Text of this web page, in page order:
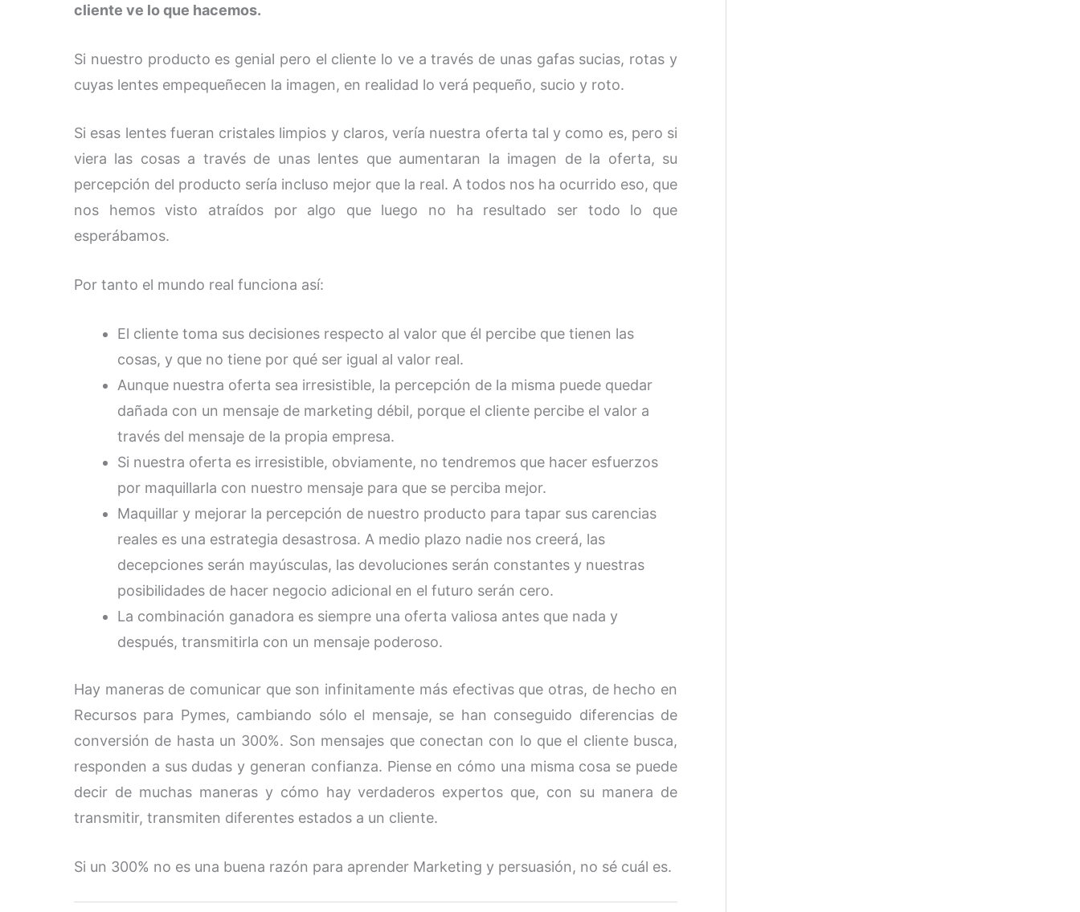
cliente ve lo que hacemos.
Si nuestro producto es genial pero el cliente lo ve a través de unas gafas sucias, rotas y
cuyas lentes empequeñecen la imagen, en realidad lo verá pequeño, sucio y roto.
Si esas lentes fueran cristales limpios y claros, vería nuestra oferta tal y como es, pero si
viera las cosas a través de unas lentes que aumentaran la imagen de la oferta, su
percepción del producto sería incluso mejor que la real. A todos nos ha ocurrido eso, que
nos hemos visto atraídos por algo que luego no ha resultado ser todo lo que
esperábamos.
Por tanto el mundo real funciona así:
El cliente toma sus decisiones respecto al valor que él percibe que tienen las
cosas, y que no tiene por qué ser igual al valor real.
Aunque nuestra oferta sea irresistible, la percepción de la misma puede quedar
dañada con un mensaje de marketing débil, porque el cliente percibe el valor a
través del mensaje de la propia empresa.
Si nuestra oferta es irresistible, obviamente, no tendremos que hacer esfuerzos
por maquillarla con nuestro mensaje para que se perciba mejor.
Maquillar y mejorar la percepción de nuestro producto para tapar sus carencias
reales es una estrategia desastrosa. A medio plazo nadie nos creerá, las
decepciones serán mayúsculas, las devoluciones serán constantes y nuestras
posibilidades de hacer negocio adicional en el futuro serán cero.
La combinación ganadora es siempre una oferta valiosa antes que nada y
después, transmitirla con un mensaje poderoso.
Hay maneras de comunicar que son infinitamente más efectivas que otras, de hecho en
Recursos para Pymes, cambiando sólo el mensaje, se han conseguido diferencias de
conversión de hasta un 300%. Son mensajes que conectan con lo que el cliente busca,
responden a sus dudas y generan confianza. Piense en cómo una misma cosa se puede
decir de muchas maneras y cómo hay verdaderos expertos que, con su manera de
transmitir, transmiten diferentes estados a un cliente.
Si un 300% no es una buena razón para aprender Marketing y persuasión, no sé cuál es.